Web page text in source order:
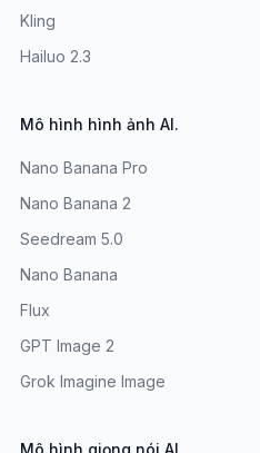
Kling
Hailuo 2.3
Mô hình hình ảnh AI.
Nano Banana Pro
Nano Banana 2
Seedream 5.0
Nano Banana
Flux
GPT Image 2
Grok Imagine Image
Mô hình giọng nói AI